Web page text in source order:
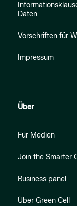
Daten
Vorschriften für
Impressum
Über
Für Medien
Join the Smarter
Business panel
Über Green Cell